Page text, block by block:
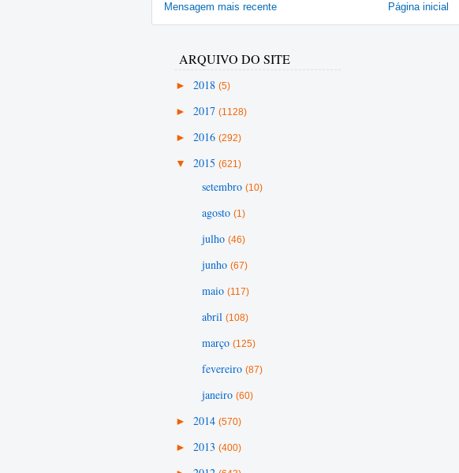
Mensagem mais recente Página inicial
ARQUIVO DO SITE
► 2018 (5)
► 2017 (1128)
► 2016 (292)
▼ 2015 (621)
setembro (10)
agosto (1)
julho (46)
junho (67)
maio (117)
abril (108)
março (125)
fevereiro (87)
janeiro (60)
► 2014 (570)
► 2013 (400)